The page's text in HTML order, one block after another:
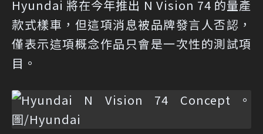
Hyundai 將在今年推出 N Vision 74 的量產
款式樣車，但這項消息被品牌發言人否認，
僅表示這項概念作品只會是一次性的測試項
目。